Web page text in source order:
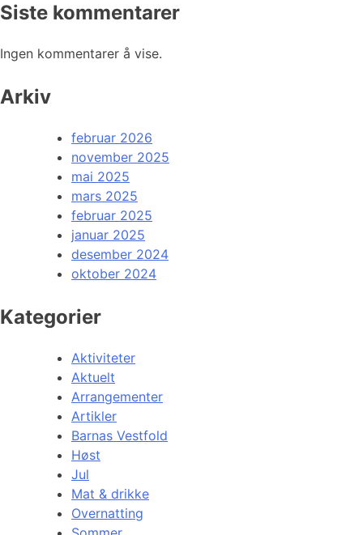
Siste kommentarer
Ingen kommentarer å vise.
Arkiv
februar 2026
november 2025
mai 2025
mars 2025
februar 2025
januar 2025
desember 2024
oktober 2024
Kategorier
Aktiviteter
Aktuelt
Arrangementer
Artikler
Barnas Vestfold
Høst
Jul
Mat & drikke
Overnatting